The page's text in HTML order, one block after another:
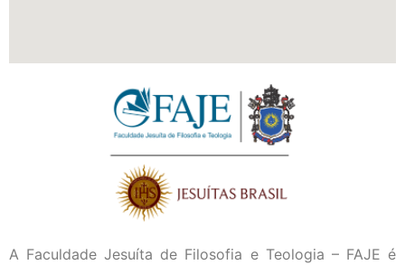
A Faculdade Jesuíta de Filosofia e Teologia – FAJE é